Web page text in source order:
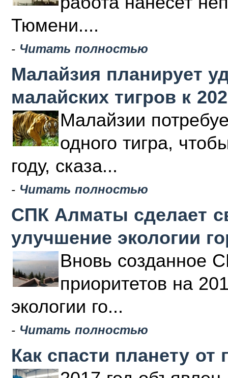
Тюмени....
- Читать полностью
Малайзия планирует
малайских тигров к
Малайзии
одного тигра,
году, сказа...
- Читать полностью
СПК Алматы сделает
улучшение экологии
Вновь созданное
приоритетов на
экологии го...
- Читать полностью
Как спасти планету от